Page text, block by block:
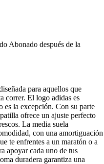
Abonado después de la
para aquellos que
correr. El logo adidas es
es la excepción. Con su parte
ofrece un ajuste perfecto
La media suela
con una amortiguación
te enfrentes a un maratón o a
apoyar cada uno de tus
duradera garantiza una